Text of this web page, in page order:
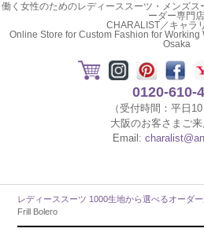
働く女性のためのレディーススーツ・メンズ
ーダー専門店
CHARALIST／キャラ
Online Store for Custom Fashion for
Osaka
0120-610-
（受付時間：平日10
大阪のお客さまご
Email:
レディーススーツ 1000生地から選べるオーダ
Frill Bolero